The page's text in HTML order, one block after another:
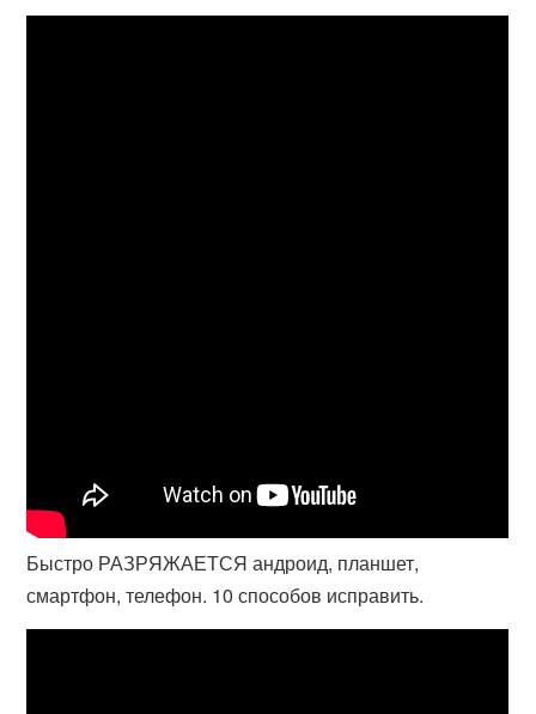
Быстро РАЗРЯЖАЕТСЯ андроид, планшет,
смартфон, телефон. 10 способов исправить.